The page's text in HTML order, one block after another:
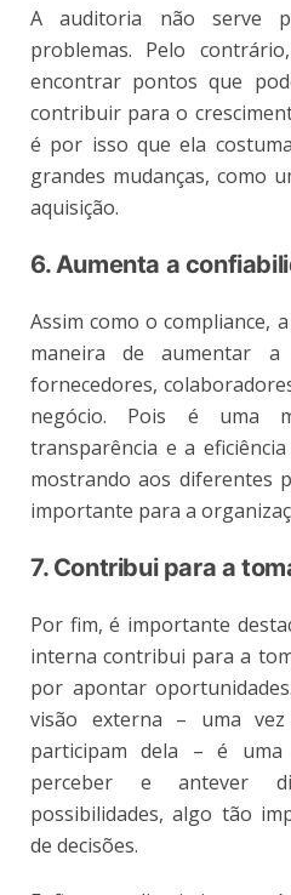
A auditoria não serve
problemas. Pelo
encontrar pontos que
contribuir para o
é por isso que ela
grandes mudanças, como
aquisição.
6. Aumenta a
Assim como o compliance,
maneira de aumentar a
fornecedores,
negócio. Pois é uma
transparência e a
mostrando aos diferentes
importante para a
7. Contribui para a
Por fim, é importante
interna contribui para a
por apontar
visão externa – uma
participam dela – é
perceber e antever
possibilidades, algo tão
de decisões.